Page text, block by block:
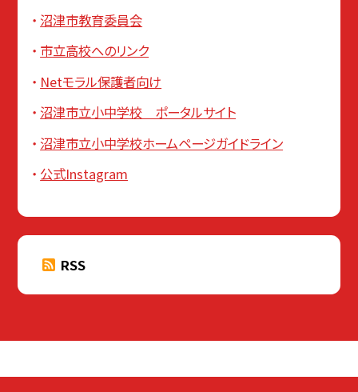
沼津市教育委員会
市立高校へのリンク
Netモラル保護者向け
沼津市立小中学校 ポータルサイト
沼津市立小中学校ホームページガイドライン
公式Instagram
RSS